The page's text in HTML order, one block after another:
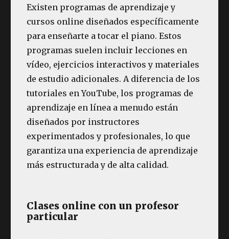
Existen programas de aprendizaje y
cursos online diseñados específicamente
para enseñarte a tocar el piano. Estos
programas suelen incluir lecciones en
vídeo, ejercicios interactivos y materiales
de estudio adicionales. A diferencia de los
tutoriales en YouTube, los programas de
aprendizaje en línea a menudo están
diseñados por instructores
experimentados y profesionales, lo que
garantiza una experiencia de aprendizaje
más estructurada y de alta calidad.
Clases online con un profesor
particular